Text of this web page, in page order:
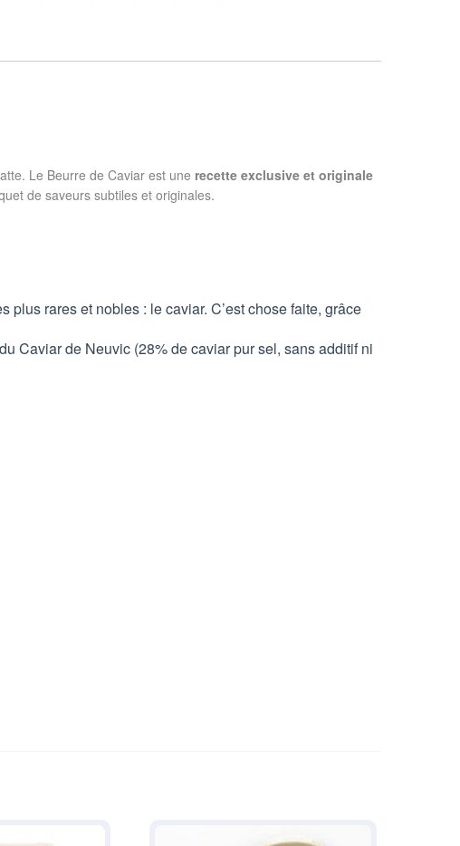
Le Beurre de Caviar est une recette exclusive et originale
de saveurs subtiles et originales.
rares et nobles : le caviar. C’est chose faite, grâce
Caviar de Neuvic (28% de caviar pur sel, sans additif ni